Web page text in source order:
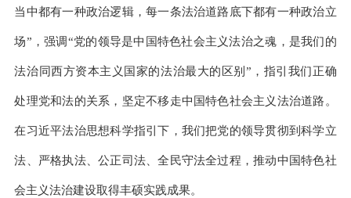
当中都有一种政治逻辑，每一条法治道路底下都有一种政治立
场”，强调“党的领导是中国特色社会主义法治之魂，是我们的
法治同西方资本主义国家的法治最大的区别”，指引我们正确
处理党和法的关系，坚定不移走中国特色社会主义法治道路。
在习近平法治思想科学指引下，我们把党的领导贯彻到科学立
法、严格执法、公正司法、全民守法全过程，推动中国特色社
会主义法治建设取得丰硕实践成果。